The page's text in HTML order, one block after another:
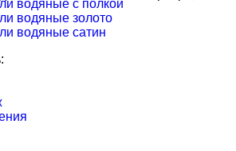
водяные с полкой
водяные золото
водяные сатин